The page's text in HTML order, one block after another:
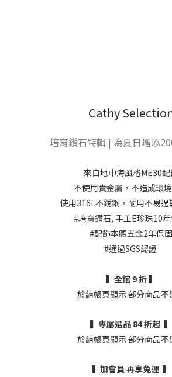
Cathy
培育鑽石特輯 | 為夏日增添
來自地中海風格ME30
不使用貴金屬，不造成環
使用316L不銹鋼，耐用不易過
#培育鑽石, 手工E珍珠10
#配飾本體五金2年保固
#通過SGS認證
▍全館 9 折 ▍
於結帳頁顯示 部分商品不
▍專屬選品 84 折起 ▍
於結帳頁顯示 部分商品不
▍加會員 再享免運 ▍